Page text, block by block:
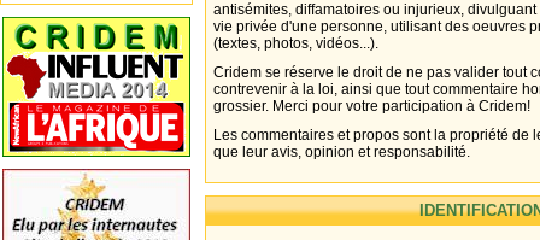
antisémites, diffamatoires ou injurieux,
vie privée d'une personne, utilisant des oeuvres
(textes, photos, vidéos...).
Cridem se réserve le droit de ne pas valider tout
contrevenir à la loi, ainsi que tout commentaire
grossier. Merci pour votre participation à Cridem!
Les commentaires et propos sont la propriété de
que leur avis, opinion et responsabilité.